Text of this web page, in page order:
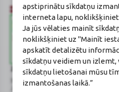
apstiprinātu sīkdatņu
interneta lapu,
Ja jūs vēlaties mainīt
noklikšķiniet uz "Mainīt
apskatīt detalizētu
sīkdatņu veidiem un
sīkdatņu lietošanai mūsu
izmantošanas laikā.”
Zāļu valsts aģentūra
www.zva.gov.lv
Jersikas iela 15, Rīga